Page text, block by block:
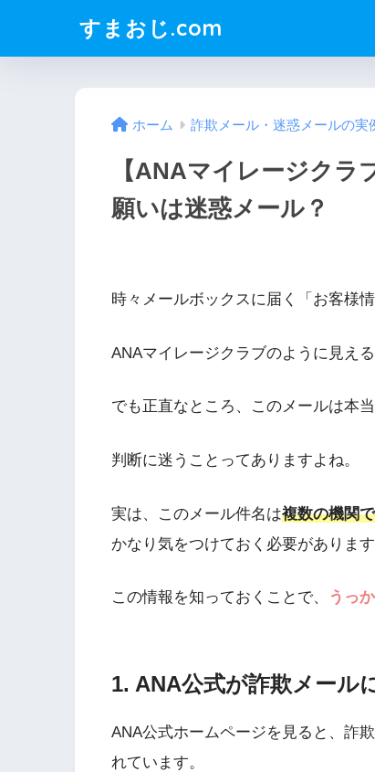
すまおじ.com
ホーム 詐欺メール・迷惑メールの実
【ANAマイレージクラ
願いは迷惑メール？
時々メールボックスに届く「お客様
ANAマイレージクラブのように見え
でも正直なところ、このメールは本
判断に迷うことってありますよね。
実は、このメール件名は複数の機関
かなり気をつけておく必要があります
この情報を知っておくことで、 うっ
1. ANA公式が詐欺メール
ANA公式ホームページを見ると、詐
れています。